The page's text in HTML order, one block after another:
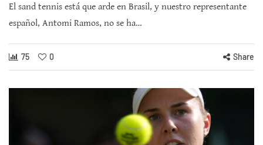
El sand tennis está que arde en Brasil, y nuestro representante
español, Antomi Ramos, no se ha…
75 0 Share